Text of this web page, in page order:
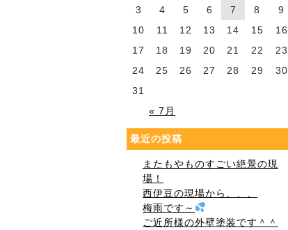
« 7月
3
4 5 6 7 8
9
10
11 12 13 14 15
16
17
18 19 20 21 22
23
24
25 26 27 28 29
30
31
最近の投稿
またもやものすごい絶景の現
場！
西伊豆の現場から、、、
梅雨です～
ご近所様の外壁塗装です＾＾